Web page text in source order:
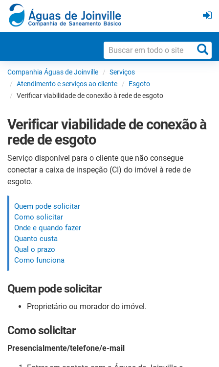
Companhia Águas de Joinville
Serviços
Atendimento e serviços ao cliente
Esgoto
Verificar viabilidade de conexão à rede de esgoto
Verificar viabilidade de conexão à
rede de esgoto
Serviço disponível para o cliente que não consegue
conectar a caixa de inspeção (CI) do imóvel à rede de
esgoto.
Quem pode solicitar
Como solicitar
Onde e quando fazer
Quanto custa
Qual o prazo
Como funciona
Quem pode solicitar
Proprietário ou morador do imóvel.
Como solicitar
Presencialmente/telefone/e-mail